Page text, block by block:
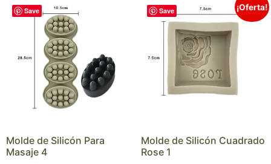
Save
Molde de Silicón Para
Masaje 4
Save ¡Oferta!
Molde de Silicón Cuadrado
Rose 1